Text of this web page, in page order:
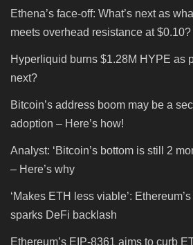
Ethena’s face-off: What’s next as
meets overhead resistance at $0.10?
Hyperliquid burns $1.28M HYPE as
next?
Bitcoin’s address boom may be a
adoption – Here’s how!
Analyst: ‘Bitcoin’s bottom is still 2
– Here’s why
‘Makes ETH less viable’:
sparks DeFi backlash
Ethereum’s EIP-8361 aims to curb